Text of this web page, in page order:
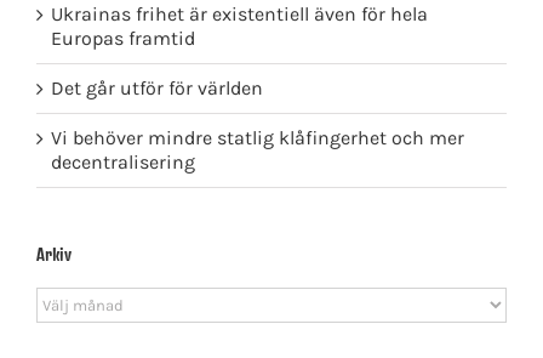
Ukrainas frihet är existentiell även för hela
Europas framtid
Det går utför för världen
Vi behöver mindre statlig klåfingerhet och mer
decentralisering
Arkiv
Arkiv